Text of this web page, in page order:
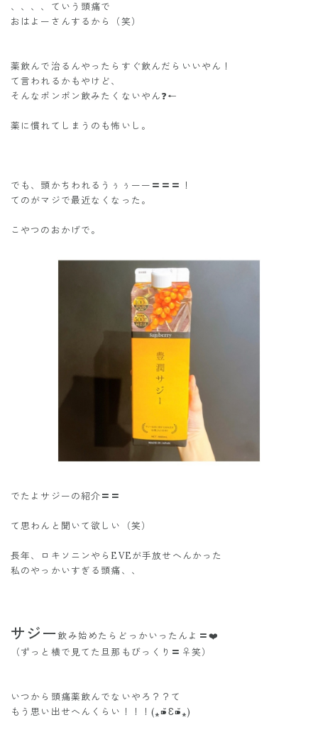
、、、、ていう頭痛で
おはよーさんするから（笑）
薬飲んで治るんやったらすぐ飲んだらいいやん！
て言われるかもやけど、
そんなポンポン飲みたくないやん❓←
薬に慣れてしまうのも怖いし。
でも、頭かちわれるうぅぅーー〓〓〓！
てのがマジで最近なくなった。
こやつのおかげで。
でたよサジーの紹介〓〓
て思わんと聞いて欲しい（笑）
長年、ロキソニンやらEVEが手放せへんかった
私のやっかいすぎる頭痛、、
サジー飲み始めたらどっかいったんよ〓❤️
（ずっと横で見てた旦那もびっくり〓‍♀️笑）
いつから頭痛薬飲んでないやろ？？て
もう思い出せへんくらい！！！(⁎⁍̴̆Ɛ⁍̴̆⁎)